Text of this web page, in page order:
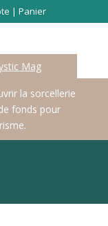
|Panier
Mag
la sorcellerie
fonds pour